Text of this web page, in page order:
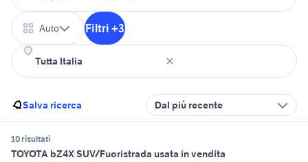
Auto Filtri +3
Salva ricerca Dal più recente
10 risultati
TOYOTA bZ4X SUV/Fuoristrada usata in vendita